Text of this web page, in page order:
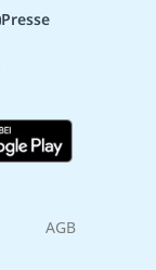
Presse
AGB